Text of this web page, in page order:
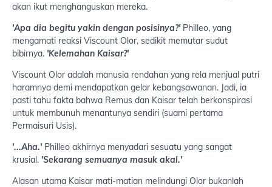
akan ikut menghanguskan mereka.
'Apa dia begitu yakin dengan posisinya?'Philleo, yang
mengamati reaksi Viscount Olor, sedikit memutar sudut
bibirnya. 'Kelemahan Kaisar?'
Viscount Olor adalah manusia rendahan yang rela menjual putri
haramnya demi mendapatkan gelar kebangsawanan. Jadi, ia
pasti tahu fakta bahwa Remus dan Kaisar telah berkonspirasi
untuk membunuh menantunya sendiri (suami pertama
Permaisuri Usis).
'...Aha.'Philleo akhirnya menyadari sesuatu yang sangat
krusial. 'Sekarang semuanya masuk akal.'
Alasan utama Kaisar mati-matian melindungi Olor bukanlah